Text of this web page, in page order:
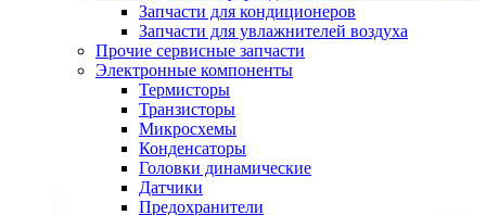
Запчасти для кондиционеров
Запчасти для увлажнителей воздуха
Прочие сервисные запчасти
Электронные компоненты
Термисторы
Транзисторы
Микросхемы
Конденсаторы
Головки динамические
Датчики
Предохранители